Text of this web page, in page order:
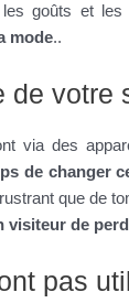
goûts et
mode..
de votre
via des
de changer
que de
visiteur de
pas